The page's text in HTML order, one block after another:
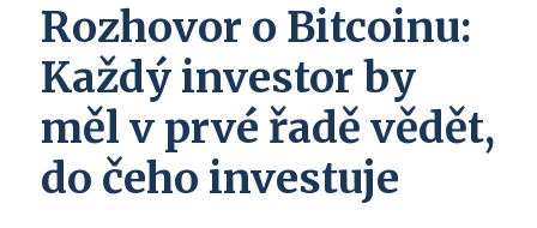
Rozhovor o Bitcoinu:
Každý investor by
měl v prvé řadě vědět,
do čeho investuje